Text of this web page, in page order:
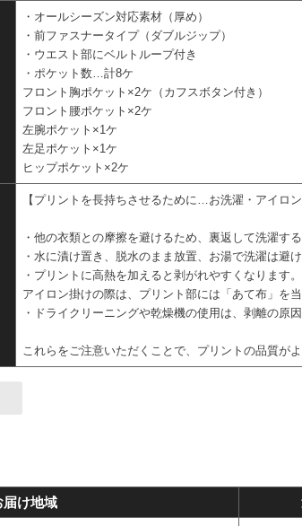
・オールシーズン対応素材（厚め）
・前ファスナータイプ（ダブルジップ）
・ウエスト部にベルトループ付き
・ポケット数…計8ケ
フロント胸ポケット×2ケ（カフスボタン付き）
フロント腰ポケット×2ケ
左腕ポケット×1ケ
左足ポケット×1ケ
ヒップポケット×2ケ
【プリントを長持ちさせるために…お洗濯・アイロン
・他の衣類との摩擦を避けるため、裏返して洗濯す
・水に漬け置き、脱水のまま放置、お湯で洗濯は避け
・プリントに高熱を加えると剥がれやすくなります。
アイロン掛けの際は、プリント部には「あて布」を当
・ドライクリーニングや乾燥機の使用は、剥離の原
これらをご注意いただくことで、プリントの品質が
届け地域